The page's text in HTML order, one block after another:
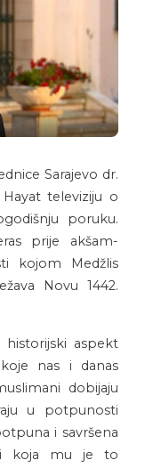
Sarajevo dr.
televiziju o
poruku.
prije akšam-
kojom Medžlis
Novu 1442.
aspekt
nas i danas
dobijaju
u potpunosti
i savršena
koja mu je to